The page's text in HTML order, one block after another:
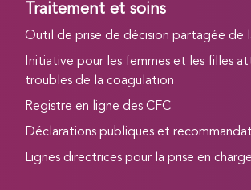
Traitement et soins
Outil de prise de décision partagée de
Initiative pour les femmes et les filles
troubles de la coagulation
Registre en ligne des CFC
Déclarations publiques et
Lignes directrices pour la prise en charge